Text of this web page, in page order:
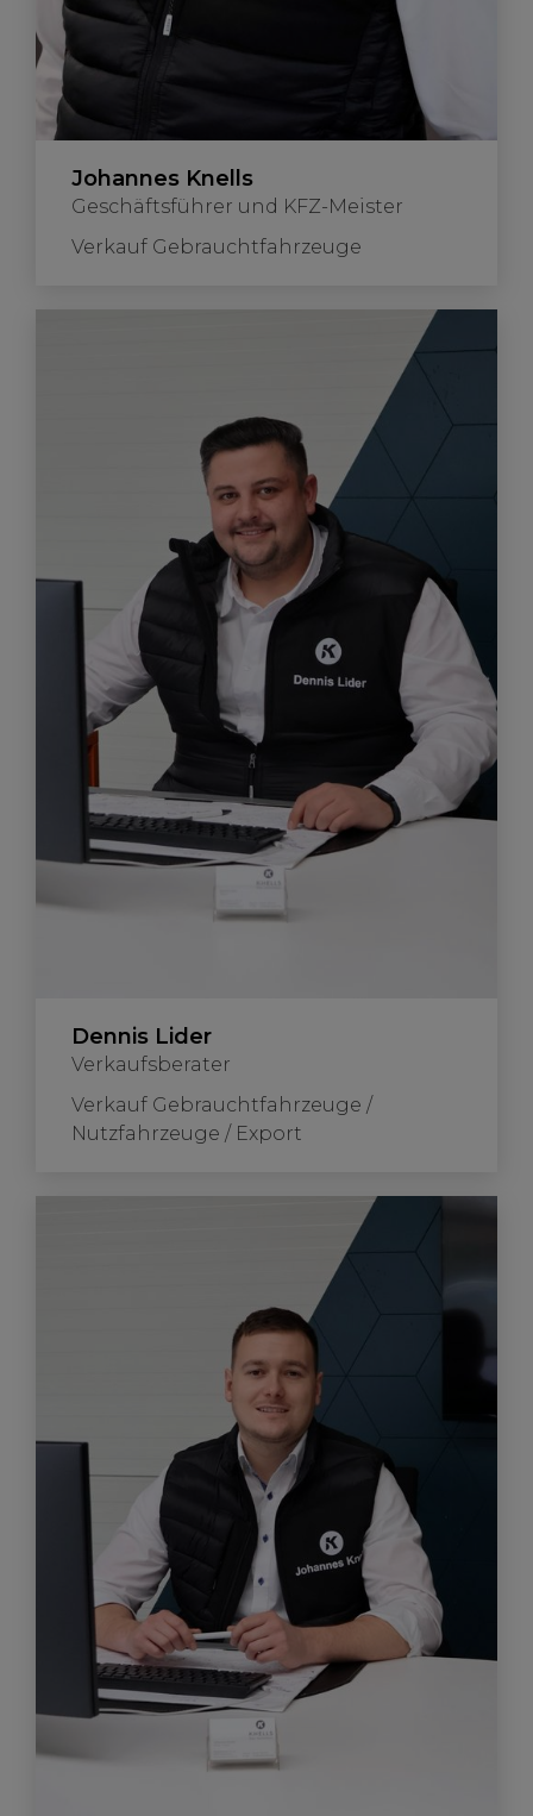
Johannes Knells
Geschäftsführer und KFZ-Meister
Verkauf Gebrauchtfahrzeuge
Dennis Lider
Verkaufsberater
Verkauf Gebrauchtfahrzeuge /
Nutzfahrzeuge / Export